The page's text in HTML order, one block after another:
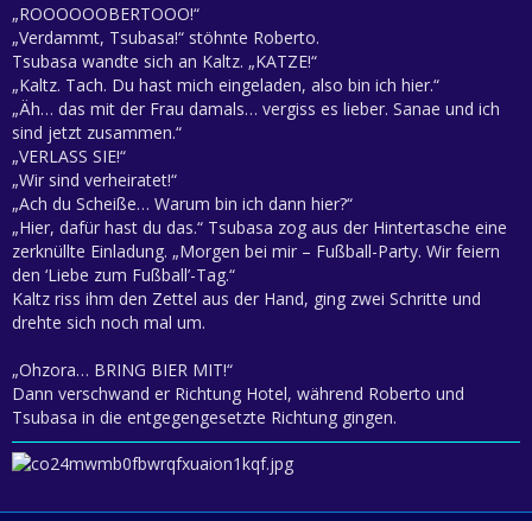
„ROOOOOOBERTOOO!“
„Verdammt, Tsubasa!“ stöhnte Roberto.
Tsubasa wandte sich an Kaltz. „KATZE!“
„Kaltz. Tach. Du hast mich eingeladen, also bin ich hier.“
„Äh… das mit der Frau damals… vergiss es lieber. Sanae und ich
sind jetzt zusammen.“
„VERLASS SIE!“
„Wir sind verheiratet!“
„Ach du Scheiße… Warum bin ich dann hier?“
„Hier, dafür hast du das.“ Tsubasa zog aus der Hintertasche eine
zerknüllte Einladung. „Morgen bei mir – Fußball-Party. Wir feiern
den ‘Liebe zum Fußball’-Tag.“
Kaltz riss ihm den Zettel aus der Hand, ging zwei Schritte und
drehte sich noch mal um.
„Ohzora… BRING BIER MIT!“
Dann verschwand er Richtung Hotel, während Roberto und
Tsubasa in die entgegengesetzte Richtung gingen.